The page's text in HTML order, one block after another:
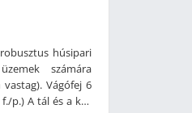
közötti távolság
kés: 1000 - 3600
fordulat/percTál
x 1147 mmSúly:
készlet
húsipari
számára
Vágófej 6
p.) A tál és a kés